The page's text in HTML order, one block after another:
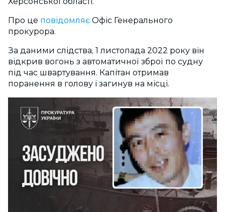
Про це повідомляє Офіс Генерального
прокурора.
За даними слідства, 1 листопада 2022 року він
відкрив вогонь з автоматичної зброї по судну
під час швартування. Капітан отримав
поранення в голову і загинув на місці.